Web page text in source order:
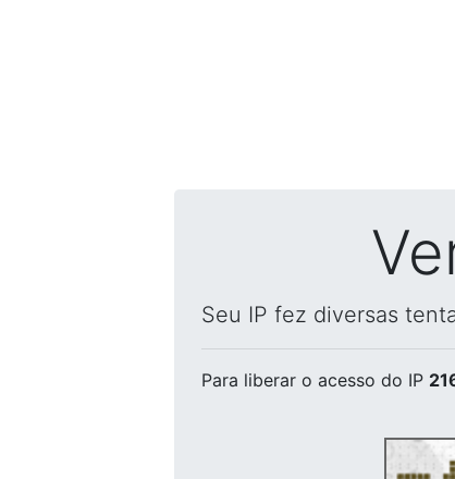
Seu IP fez diversas
Para liberar o acesso do IP